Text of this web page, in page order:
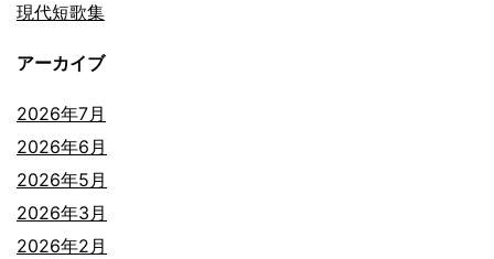
現代短歌集
アーカイブ
2026年7月
2026年6月
2026年5月
2026年3月
2026年2月